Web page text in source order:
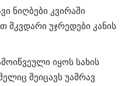
ნიღბები კვირაში
უჯრედები კანის
იყოს სახის
შეიცავს უამრავ